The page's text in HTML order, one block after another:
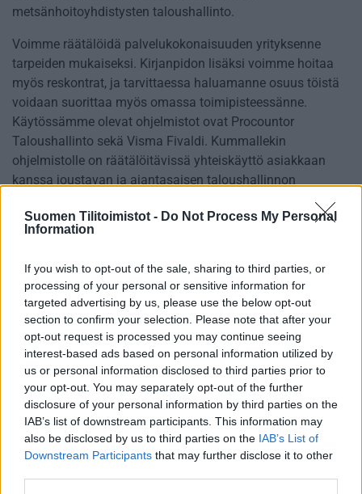
Suomen Tilitoimistot - Do Not Process My Personal
Information
If you wish to opt-out of the sale, sharing to third parties, or
processing of your personal or sensitive information for
targeted advertising by us, please use the below opt-out
section to confirm your selection. Please note that after your
opt-out request is processed you may continue seeing
interest-based ads based on personal information utilized by
us or personal information disclosed to third parties prior to
your opt-out. You may separately opt-out of the further
disclosure of your personal information by third parties on the
IAB’s list of downstream participants. This information may
also be disclosed by us to third parties on the IAB’s List of
Downstream Participants that may further disclose it to other
metsänhoitoyhdistysten taloushallinto.
Voimme räätälöidä palvelukokonaisuuden yrityksenne
tarpeiden mukaiseksi. Kirjanpidon lisäksi voimme hoitaa
myös reskontrat, ja tarvittaessa haluamanne osuus töistä
voidaan suorittaa myös omassa toimipisteessänne.
Käytössämme olevat ohjelmistot ovat Procountor
Taloushallinto sekä Visma Fivaldi. Kummallekin
ohjelmistolle on räätälöitävissä yhteiskäyttö asiakkaan
kanssa joustavan ja ajantasaisen taloushallinnon
mahdollistamiseksi. Tarjoamme neuvontaa ja opastusta
ohjelmiston käytössä asiakkaan tarpeiden mukaisesti.
Tilitoimiston erityisosaaminen
Palvelukielet
Suomi
Englanti
Yhtiökoko
Keskikokoiset
Pienet